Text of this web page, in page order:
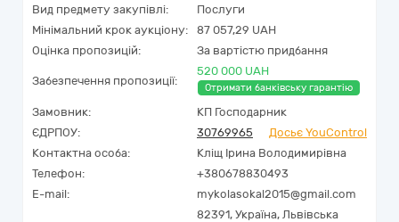
Вид предмету закупівлі:
Послуги
Мінімальний крок аукціону:
87 057,29 UAH
Оцінка пропозицій:
За вартістю придбання
Забезпечення пропозиції:
520 000 UAH
Отримати банківську гарантію
Замовник:
КП Господарник
ЄДРПОУ:
30769965
Досьє YouControl
Контактна особа:
Кліщ Ірина Володимирівна
Телефон:
+380678830493
E-mail:
mykolasokal2015@gmail.com
82391, Україна, Львівська